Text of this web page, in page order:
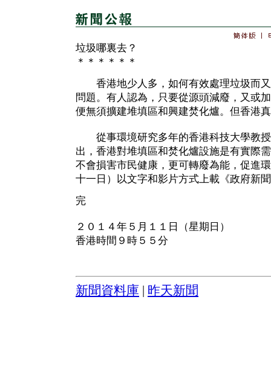
垃圾哪裏去？
＊＊＊＊＊＊
香港地少人多，如何有效處理垃圾而又
問題。有人認為，只要從源頭減廢，又或
便無須擴建堆填區和興建焚化爐。但香港
從事環境研究多年的香港科技大學教授
出，香港對堆填區和焚化爐設施是有實際
不會損害市民健康，更可轉廢為能，促進
十一日）以文字和影片方式上載《政府新
完
２０１４年５月１１日（星期日）
香港時間９時５５分
新聞資料庫 昨天新聞